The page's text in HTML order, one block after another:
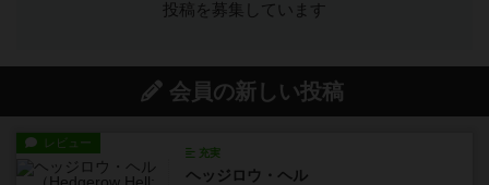
投稿を募集しています
会員の新しい投稿
レビュー
充実
ヘッジロウ・ヘル